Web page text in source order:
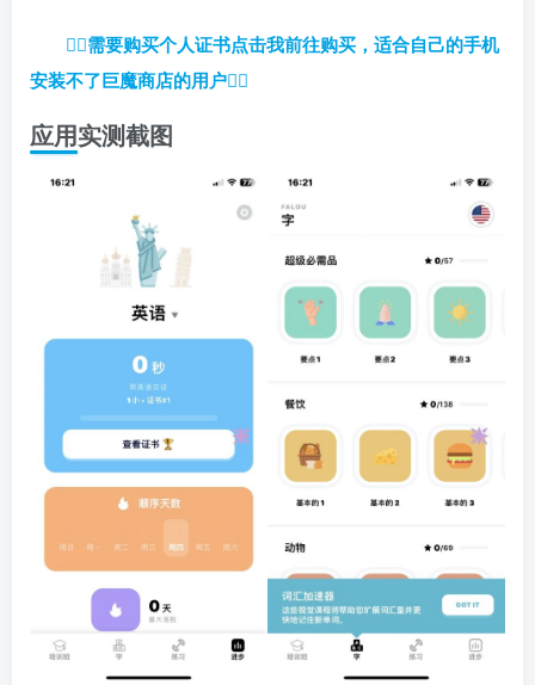
👉🏼需要购买个人证书点击我前往购买，适合自己的手机
安装不了巨魔商店的用户👈🏼
应用实测截图